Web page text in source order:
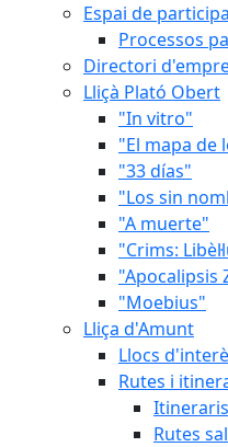
Espai de
Processos
Directori
Lliçà Plató Obert
"In vitro"
"El mapa de
"33 días"
"Los sin
"A muerte"
"Crims:
"Apocalipsis
"Moebius"
Lliça d'Amunt
Llocs
Rutes i
Itineraris
Rutes